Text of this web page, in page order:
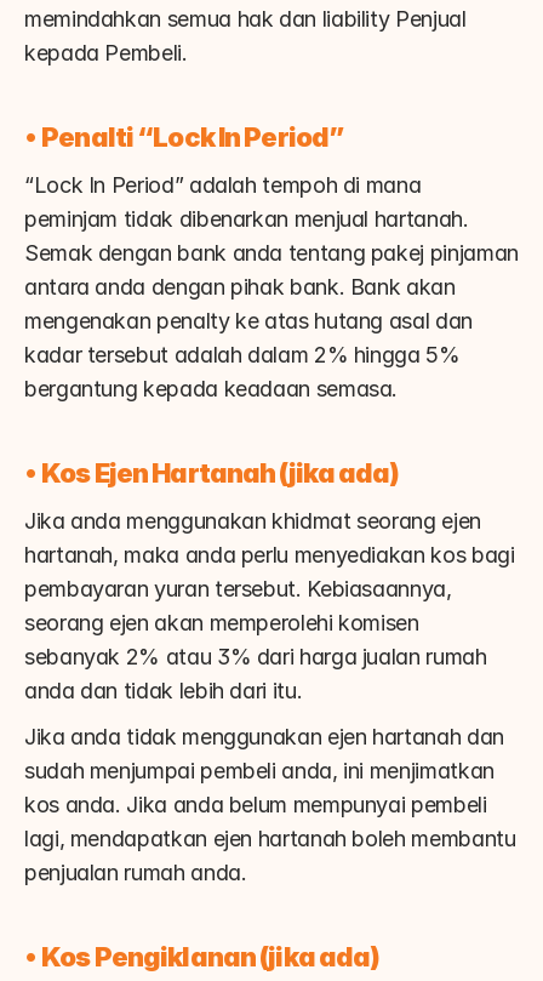
memindahkan semua hak dan liability Penjual
kepada Pembeli.
• Penalti “Lock In Period”
“Lock In Period” adalah tempoh di mana
peminjam tidak dibenarkan menjual hartanah.
Semak dengan bank anda tentang pakej pinjaman
antara anda dengan pihak bank. Bank akan
mengenakan penalty ke atas hutang asal dan
kadar tersebut adalah dalam 2% hingga 5%
bergantung kepada keadaan semasa.
• Kos Ejen Hartanah (jika ada)
Jika anda menggunakan khidmat seorang ejen
hartanah, maka anda perlu menyediakan kos bagi
pembayaran yuran tersebut. Kebiasaannya,
seorang ejen akan memperolehi komisen
sebanyak 2% atau 3% dari harga jualan rumah
anda dan tidak lebih dari itu.
Jika anda tidak menggunakan ejen hartanah dan
sudah menjumpai pembeli anda, ini menjimatkan
kos anda. Jika anda belum mempunyai pembeli
lagi, mendapatkan ejen hartanah boleh membantu
penjualan rumah anda.
• Kos Pengiklanan (jika ada)